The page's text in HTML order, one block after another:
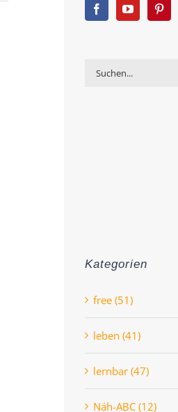
Suche
Kategorien
free (51)
leben (41)
lernbar (47)
Näh-ABC (12)